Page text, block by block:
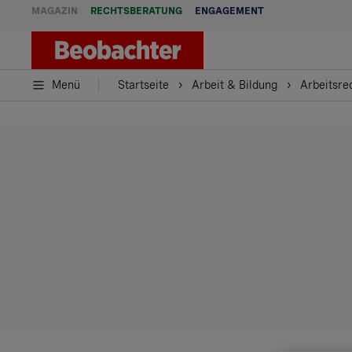
MAGAZIN RECHTSBERATUNG ENGAGEMENT
Menü Startseite Arbeit & Bildung